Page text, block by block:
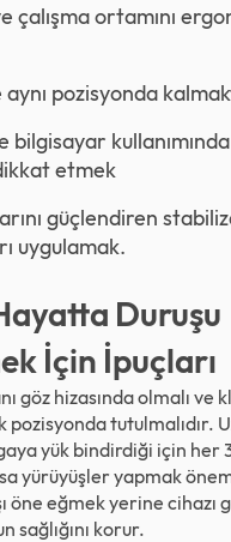
çalışma ortamını
aynı pozisyonda
bilgisayar
etmek
güçlendiren
uygulamak.
Duruşu
İçin İpuçları
göz hizasında olmalı ve
pozisyonda tutulmalıdır.
yük bindirdiği için her
yürüyüşler yapmak
öne eğmek yerine cihazı
sağlığını korur.